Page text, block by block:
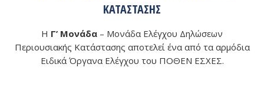
ΚΑΤΆΣΤΑΣΗΣ
Η Γ’ Μονάδα – Μονάδα Ελέγχου Δηλώσεων
Περιουσιακής Κατάστασης αποτελεί ένα από τα αρμόδια
Ειδικά Όργανα Ελέγχου του ΠΟΘΕΝ ΕΣΧΕΣ.